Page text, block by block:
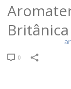
Britânica
0